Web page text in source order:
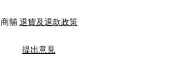
商舖 退貨及退款政策
提出意見